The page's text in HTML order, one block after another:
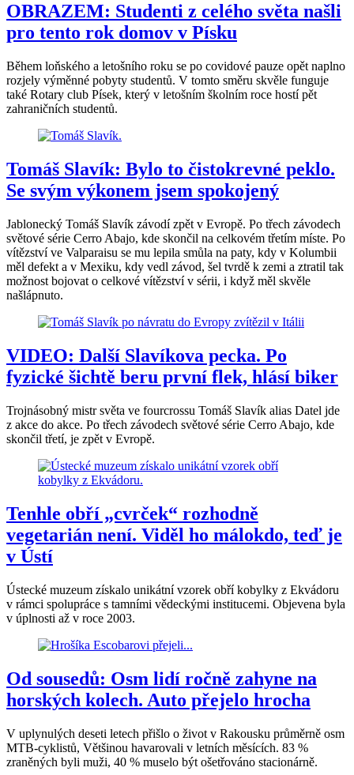
OBRAZEM: Studenti z celého světa našli
pro tento rok domov v Písku
Během loňského a letošního roku se po covidové pauze opět naplno
rozjely výměnné pobyty studentů. V tomto směru skvěle funguje
také Rotary club Písek, který v letošním školním roce hostí pět
zahraničních studentů.
Tomáš Slavík: Bylo to čistokrevné peklo.
Se svým výkonem jsem spokojený
Jablonecký Tomáš Slavík závodí zpět v Evropě. Po třech závodech
světové série Cerro Abajo, kde skončil na celkovém třetím míste. Po
vítězství ve Valparaisu se mu lepila smůla na paty, kdy v Kolumbii
měl defekt a v Mexiku, kdy vedl závod, šel tvrdě k zemi a ztratil tak
možnost bojovat o celkové vítězství v sérii, i když měl skvěle
našlápnuto.
VIDEO: Další Slavíkova pecka. Po
fyzické šichtě beru první flek, hlásí biker
Trojnásobný mistr světa ve fourcrossu Tomáš Slavík alias Datel jde
z akce do akce. Po třech závodech světové série Cerro Abajo, kde
skončil třetí, je zpět v Evropě.
Tenhle obří „cvrček“ rozhodně
vegetarián není. Viděl ho málokdo, teď je
v Ústí
Ústecké muzeum získalo unikátní vzorek obří kobylky z Ekvádoru
v rámci spolupráce s tamními vědeckými institucemi. Objevena byla
v úplnosti až v roce 2003.
Od sousedů: Osm lidí ročně zahyne na
horských kolech. Auto přejelo hrocha
V uplynulých deseti letech přišlo o život v Rakousku průměrně osm
MTB-cyklistů, Většinou havarovali v letních měsících. 83 %
zraněných byli muži, 40 % muselo být ošetřováno stacionárně.